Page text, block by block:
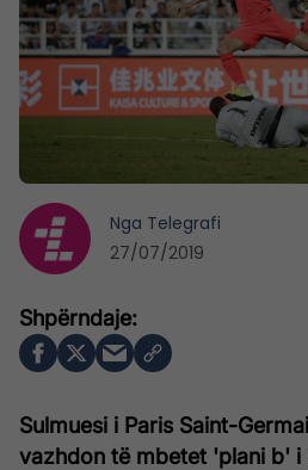
Sulmuesi i Paris Saint-
vazhdon të mbetet 'plani b' i
Nga Telegrafi
27/07/2019